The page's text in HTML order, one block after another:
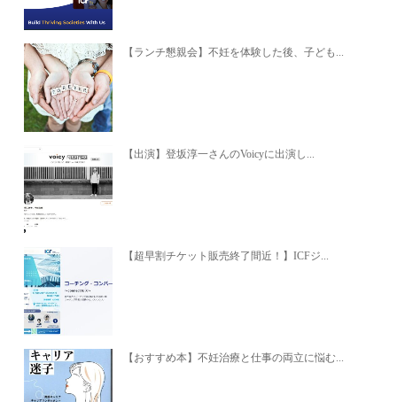
【ランチ懇親会】不妊を体験した後、子ども...
【出演】登坂淳一さんのVoicyに出演し...
【超早割チケット販売終了間近！】ICFジ...
【おすすめ本】不妊治療と仕事の両立に悩む...